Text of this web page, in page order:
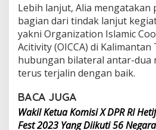
m
a
K
u
n
j
u
n
D
Lebih lanjut, Alia mengatakan
bagian dari tindak lanjut
yakni Organization Islamic
Acitivity (OICCA) di
hubungan bilateral antar-dua
terus terjalin dengan baik.
BACA JUGA
Wakil Ketua Komisi X DPR RI
Fest 2023 Yang Diikuti 56 Negara